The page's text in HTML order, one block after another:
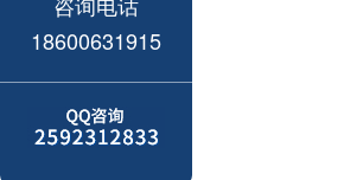
18600631915